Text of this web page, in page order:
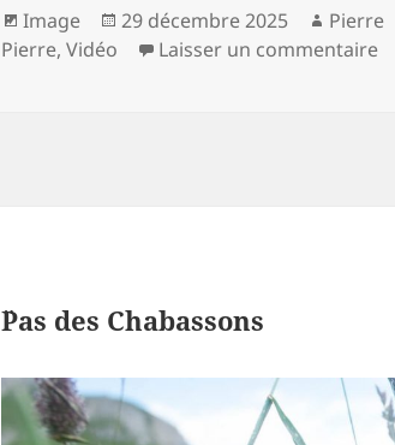
Format
Image
Publié
29 décembre 2025 Auteur
Pierre
Pierre,Vidéo Laisser un commentaire
¨Pas des Chabassons